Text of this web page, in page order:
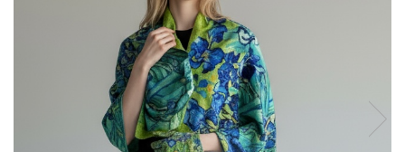
Cele mai vandute
Cele mai votate